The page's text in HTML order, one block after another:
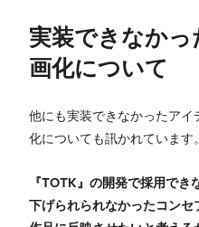
実装できなか
画化について
他にも実装できなかったア
化についても訊かれています。
『TOTK』の開発で採用でき
下げられられなかったコン